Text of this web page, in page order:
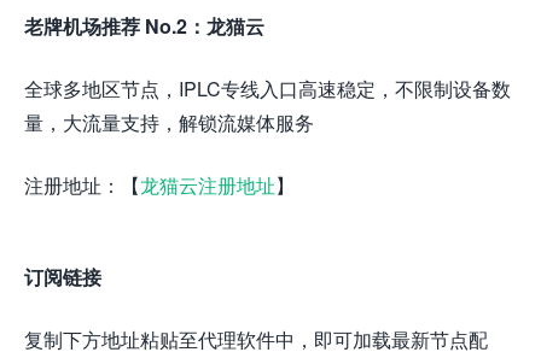
老牌机场推荐 No.2：龙猫云
全球多地区节点，IPLC专线入口高速稳定，不限制设备数
量，大流量支持，解锁流媒体服务
注册地址：【龙猫云注册地址】
订阅链接
复制下方地址粘贴至代理软件中，即可加载最新节点配